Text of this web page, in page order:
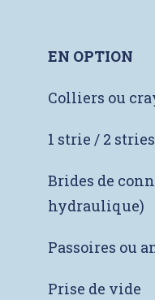
EN OPTION
Colliers ou
1 strie / 2
Brides de
hydraulique)
Passoires ou
Prise de vide